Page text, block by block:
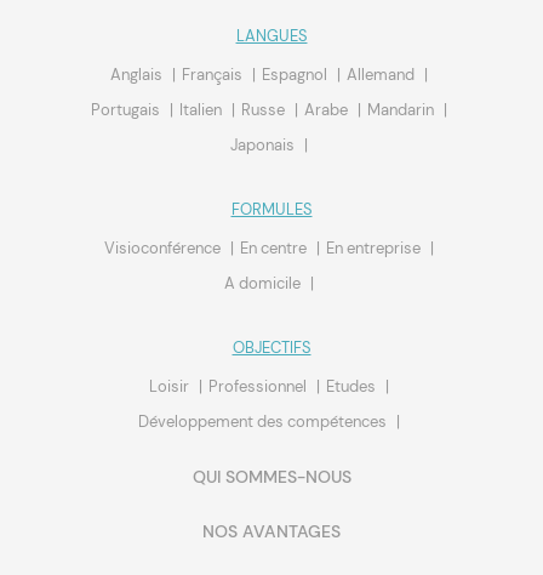
LANGUES
Anglais
Français Espagnol
Allemand
Portugais
Italien Russe Arabe
Mandarin
Japonais
FORMULES
Visioconférence
En centre
En entreprise
A domicile
OBJECTIFS
Loisir
Professionnel
Etudes
Développement des compétences
QUI SOMMES-NOUS
NOS AVANTAGES